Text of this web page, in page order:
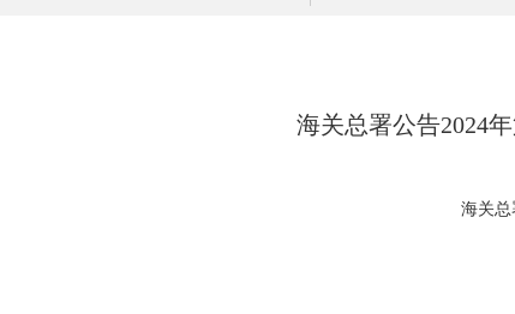
海关总署公告2024
海关总